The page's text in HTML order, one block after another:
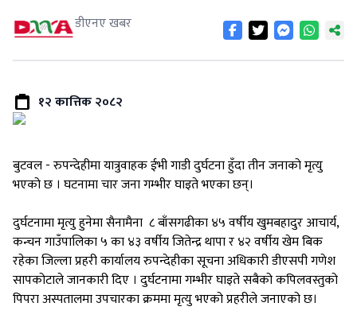
डीएनए खबर
१२ कात्तिक २०८२
बुटवल - रुपन्देहीमा यात्रुवाहक ईभी गाडी दुर्घटना हुँदा तीन जनाको मृत्यु
भएको छ । घटनामा चार जना गम्भीर घाइते भएका छन्।
दुर्घटनामा मृत्यु हुनेमा सैनामैना ८ बाँसगढीका ४५ वर्षीय खुमबहादुर आचार्य,
कन्चन गाउँपालिका ५ का ४३ वर्षीय जितेन्द्र थापा र ४२ वर्षीय खेम बिक
रहेका जिल्ला प्रहरी कार्यालय रुपन्देहीका सूचना अधिकारी डीएसपी गणेश
सापकोटाले जानकारी दिए । दुर्घटनामा गम्भीर घाइते सबैको कपिलवस्तुको
पिपरा अस्पतालमा उपचारका क्रममा मृत्यु भएको प्रहरीले जनाएको छ।